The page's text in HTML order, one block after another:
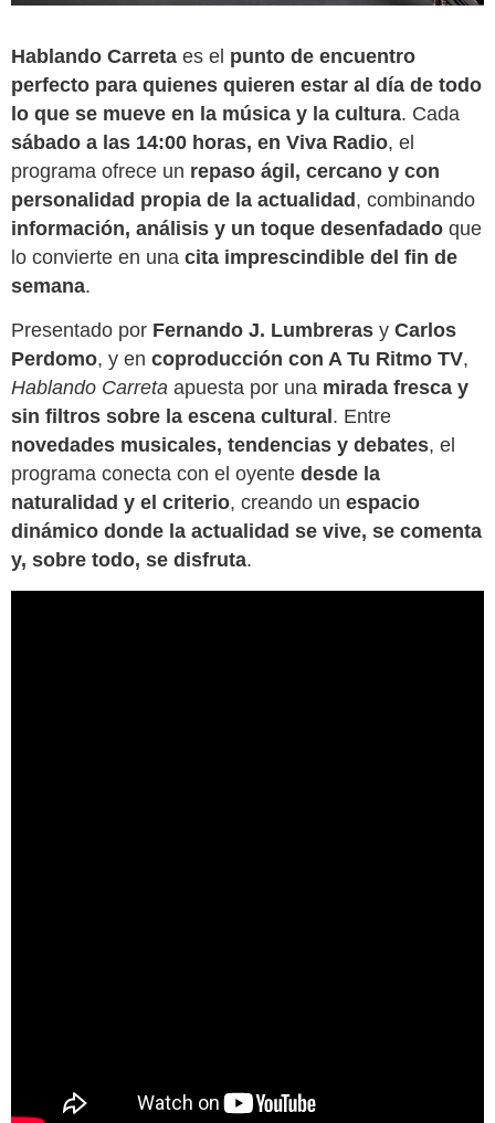
Hablando Carreta es el punto de encuentro
perfecto para quienes quieren estar al día de todo
lo que se mueve en la música y la cultura. Cada
sábado a las 14:00 horas, en Viva Radio, el
programa ofrece un repaso ágil, cercano y con
personalidad propia de la actualidad, combinando
información, análisis y un toque desenfadado que
lo convierte en una cita imprescindible del fin de
semana.
Presentado por Fernando J. Lumbreras y Carlos
Perdomo, y en coproducción con A Tu Ritmo TV,
Hablando Carreta apuesta por una mirada fresca y
sin filtros sobre la escena cultural. Entre
novedades musicales, tendencias y debates, el
programa conecta con el oyente desde la
naturalidad y el criterio, creando un espacio
dinámico donde la actualidad se vive, se comenta
y, sobre todo, se disfruta.